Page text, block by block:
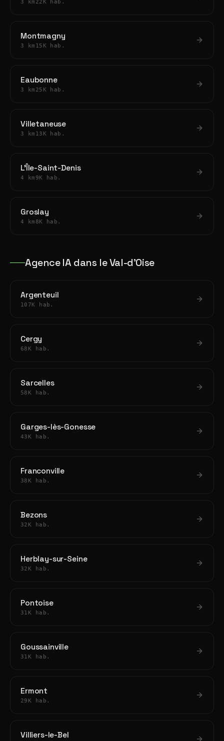
3 km 22K hab.
Montmagny
3 km 15K hab.
Eaubonne
3 km 25K hab.
Villetaneuse
3 km 13K hab.
L'Île-Saint-Denis
4 km 9K hab.
Groslay
4 km 8K hab.
Agence IA dans le Val-d'Oise
Argenteuil
107K hab.
Cergy
68K hab.
Sarcelles
58K hab.
Garges-lès-Gonesse
43K hab.
Franconville
38K hab.
Bezons
32K hab.
Herblay-sur-Seine
32K hab.
Pontoise
31K hab.
Goussainville
31K hab.
Ermont
29K hab.
Villiers-le-Bel